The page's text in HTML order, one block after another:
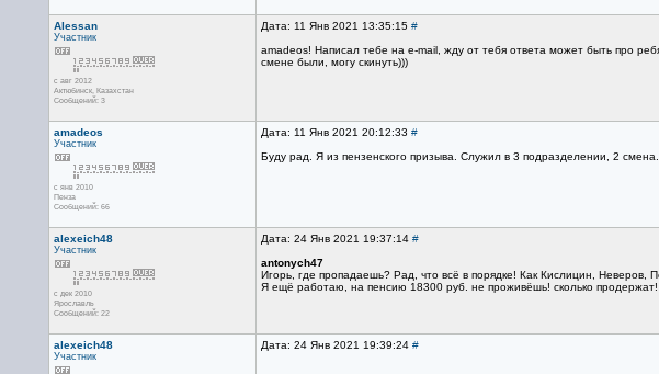
Alessan
Участник
с авг 2012
Актюбинск, Казахстан
Сообщений: 3
Дата: 11 Янв 2021 13:35:15 #
amadeos! Написал тебе на e-mail, жду от тебя ответа может быть про
смене были, могу скинуть)))
amadeos
Участник
с янв 2010
Пенза
Сообщений: 66
Дата: 11 Янв 2021 20:12:33 #
Буду рад. Я из пензенского призыва. Служил в 3 подразделении, 2
alexeich48
Участник
с дек 2010
Ярославль
Сообщений: 22
Дата: 24 Янв 2021 19:37:14 #
antonych47
Игорь, где пропадаешь? Рад, что всё в порядке! Как Кислицин, Неверов,
Я ещё работаю, на пенсию 18300 руб. не проживёшь! сколько продержат!
alexeich48
Участник
Дата: 24 Янв 2021 19:39:24 #